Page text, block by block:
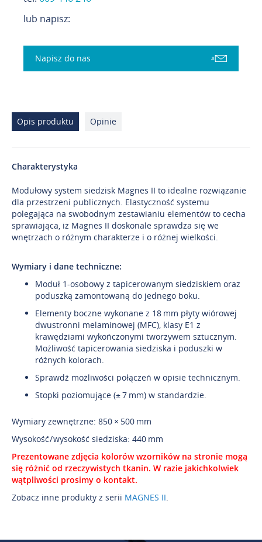
lub napisz:
Napisz do nas
Opis produktu
Charakterystyka
Modułowy system siedzisk Magnes II to idealne rozwiązanie
dla przestrzeni publicznych. Elastyczność systemu
polegająca na swobodnym zestawianiu elementów to cecha
sprawiająca, iż Magnes II doskonale sprawdza się we
wnętrzach o różnym charakterze i o różnej wielkości.
Wymiary i dane techniczne:
Moduł 1-osobowy z tapicerowanym siedziskiem oraz
poduszką zamontowaną do jednego boku.
Elementy boczne wykonane z 18 mm płyty wiórowej
dwustronni melaminowej (MFC), klasy E1 z
krawędziami wykończonymi tworzywem sztucznym.
Możliwość tapicerowania siedziska i poduszki w
różnych kolorach.
Sprawdź możliwości połączeń w opisie technicznym.
Stopki poziomujące (± 7 mm) w standardzie.
Wymiary zewnętrzne: 850 × 500 mm
Wysokość / wysokość siedziska: 440 mm
Prezentowane zdjęcia kolorów wzorników na stronie mogą
się różnić od rzeczywistych tkanin. W razie jakichkolwiek
wątpliwości prosimy o kontakt.
Zobacz inne produkty z serii MAGNES II
Opinie